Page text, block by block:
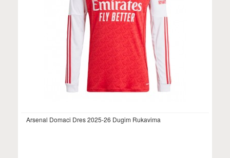
Arsenal Domaci Dres 2025-26 Dugim Rukavima